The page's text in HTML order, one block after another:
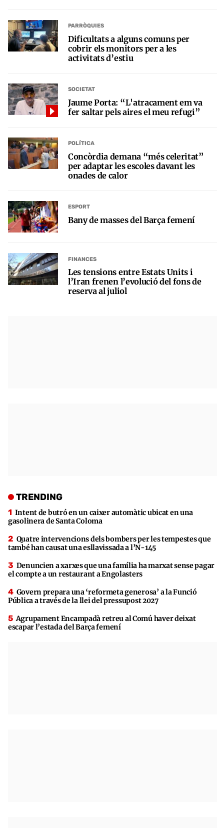
PARRÒQUIES
Dificultats a alguns comuns per
cobrir els monitors per a les
activitats d’estiu
SOCIETAT
Jaume Porta: “L'atracament em va
fer saltar pels aires el meu refugi”
POLÍTICA
Concòrdia demana “més celeritat”
per adaptar les escoles davant les
onades de calor
ESPORT
Bany de masses del Barça femení
FINANCES
Les tensions entre Estats Units i
l’Iran frenen l’evolució del fons de
reserva al juliol
TRENDING
Intent de butró en un caixer automàtic ubicat en una
gasolinera de Santa Coloma
Quatre intervencions dels bombers per les tempestes que
també han causat una esllavissada a l’N-145
Denuncien a xarxes que una família ha marxat sense pagar
el compte a un restaurant a Engolasters
Govern prepara una ‘reformeta generosa’ a la Funció
Pública a través de la llei del pressupost 2027
Agrupament Encampadà retreu al Comú haver deixat
escapar l’estada del Barça femení